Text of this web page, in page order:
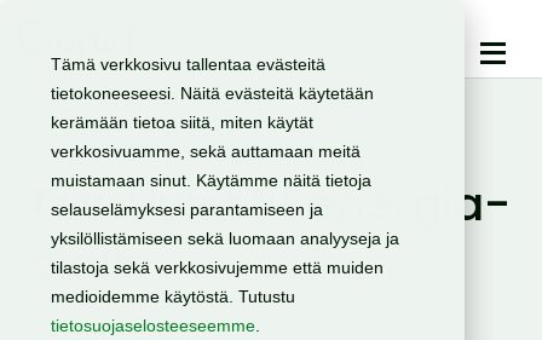
Tämä verkkosivu tallentaa evästeitä
tietokoneeseesi. Näitä evästeitä käytetään
kerämään tietoa siitä, miten käytät
verkkosivuamme, sekä auttamaan meitä
muistamaan sinut. Käytämme näitä tietoja
selauselämyksesi parantamiseen ja
yksilöllistämiseen sekä luomaan analyyseja ja
tilastoja sekä verkkosivujemme että muiden
medioidemme käytöstä. Tutustu
tietosuojaselosteeseemme
TOIMIALAT | ENERGIA
Tekstiviestit energia-
alalle